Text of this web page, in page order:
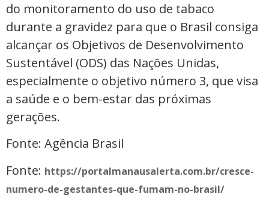
do monitoramento do uso de tabaco
durante a gravidez para que o Brasil consiga
alcançar os Objetivos de Desenvolvimento
Sustentável (ODS) das Nações Unidas,
especialmente o objetivo número 3, que visa
a saúde e o bem-estar das próximas
gerações.
Fonte: Agência Brasil
Fonte: https://portalmanausalerta.com.br/cresce-
numero-de-gestantes-que-fumam-no-brasil/